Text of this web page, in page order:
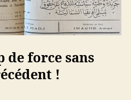
de force sans
!